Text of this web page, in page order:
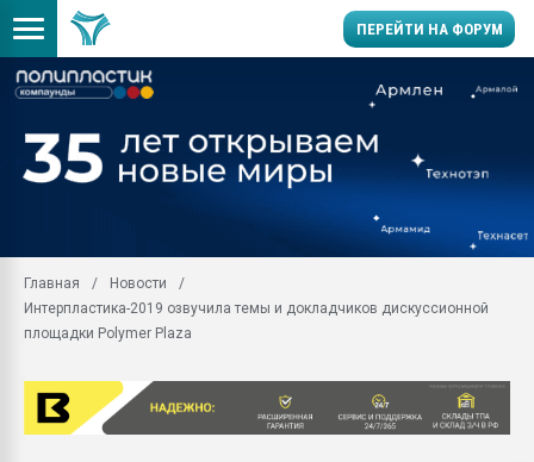
ПЕРЕЙТИ НА ФОРУМ
Вакуум-формовочные
28.07.2026
Всё, что касается
бутылок
Главная
Новости
Интерпластика-2019 озвучила темы и докладчиков дискуссионной
площадки Polymer Plaza